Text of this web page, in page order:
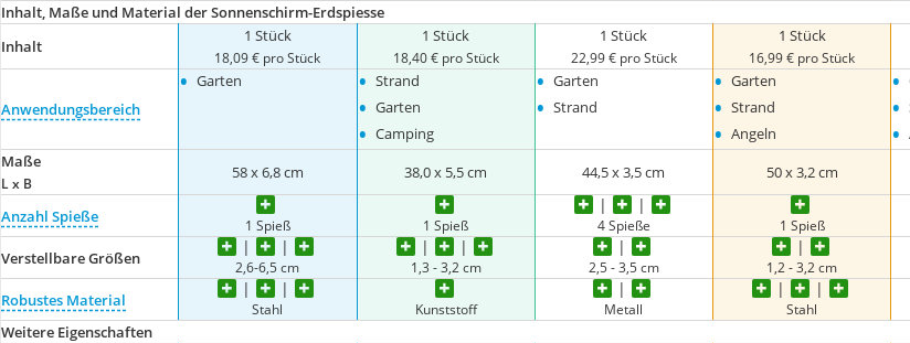
Inhalt, Maße und Material der Sonnenschirm-Erdspiesse
Inhalt
1 Stück
18,09 € pro Stück
1 Stück
18,40 € pro Stück
1 Stück
22,99 € pro Stück
1 Stück
16,99 € pro Stück
Anwendungsbereich
• Garten • Strand
• Garten
• Camping
• Garten
• Strand
• Garten
• Strand
• Angeln
•
•
•
Maße
L x B
58 x 6,8 cm 38,0 x 5,5 cm 44,5 x 3,5 cm 50 x 3,2 cm
Anzahl Spieße 1 Spieß 1 Spieß 4 Spieße 1 Spieß
Verstellbare Größen 2,6-6,5 cm 1,3 - 3,2 cm 2,5 - 3,5 cm 1,2 - 3,2 cm
Robustes Material Stahl Kunststoff Metall Stahl
Weitere Eigenschaften